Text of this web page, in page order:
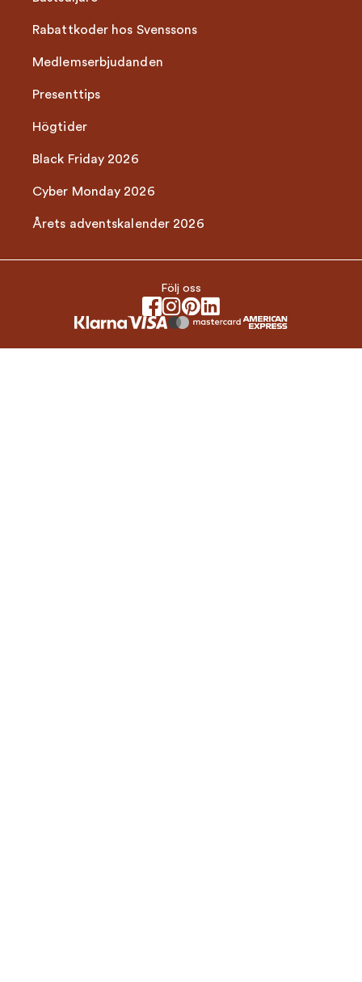
Rabattkoder hos Svenssons
Medlemserbjudanden
Presenttips
Högtider
Black Friday 2026
Cyber Monday 2026
Årets adventskalender 2026
Följ oss